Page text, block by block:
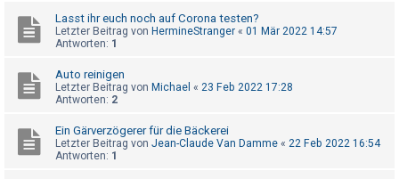
e
h
e
e
n
Lasst ihr euch noch auf Corona testen?
Letzter Beitrag von HermineStranger « 01 Mär 2022 14:57
Antworten: 1
Auto reinigen
Letzter Beitrag von Michael « 23 Feb 2022 17:28
Antworten: 2
Ein Gärverzögerer für die Bäckerei
Letzter Beitrag von Jean-Claude Van Damme « 22 Feb 2022 16:54
Antworten: 1